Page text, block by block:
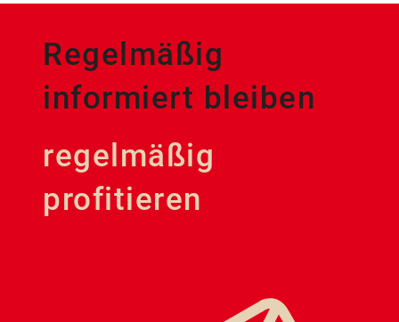
Regelmäßig
informiert bleiben
regelmäßig
profitieren